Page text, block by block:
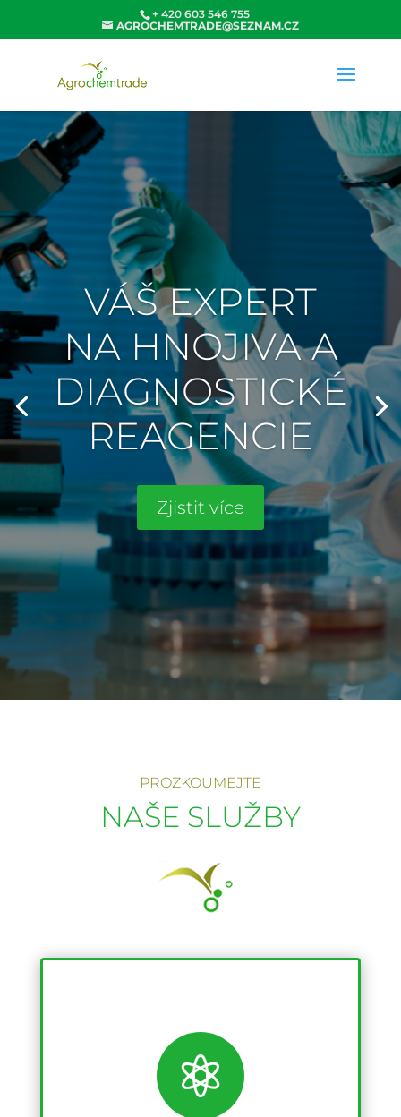
+ 420 603 546 755
AGROCHEMTRADE@SEZNAM.CZ
VÁŠ EXPERT
NA HNOJIVA A
DIAGNOSTICKÉ
REAGENCIE
Zjistit více
PROZKOUMEJTE
NAŠE SLUŽBY
